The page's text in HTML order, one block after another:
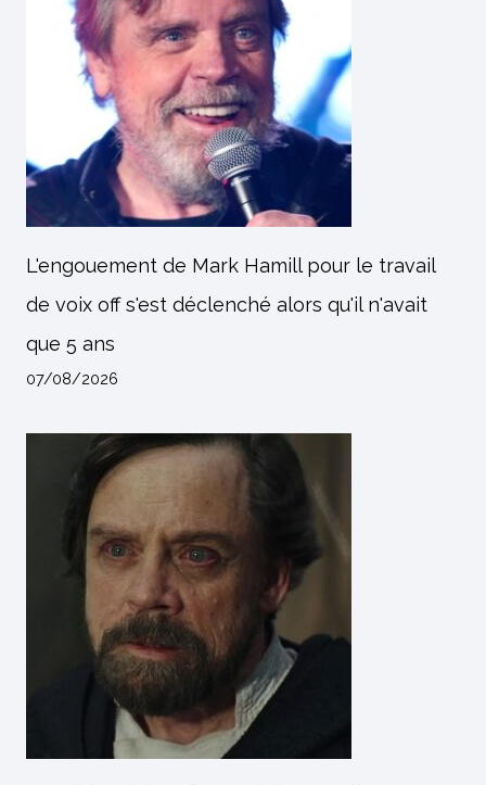
L'engouement de Mark Hamill pour le travail
de voix off s'est déclenché alors qu'il n'avait
que 5 ans
07/08/2026